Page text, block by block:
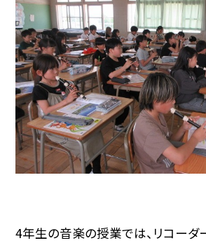
4年生の音楽の授業では、リコーダ